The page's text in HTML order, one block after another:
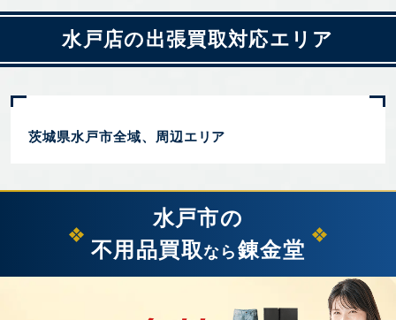
水戸店の出張買取対応エリア
茨城県水戸市全域、周辺エリア
水戸市の
不用品買取なら 錬金堂